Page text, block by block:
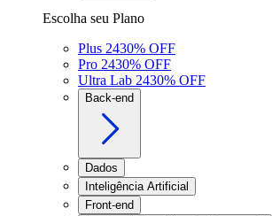
Escolha seu Plano
Plus 2430% OFF
Pro 2430% OFF
Ultra Lab 2430% OFF
Back-end
Dados
Inteligência Artificial
Front-end